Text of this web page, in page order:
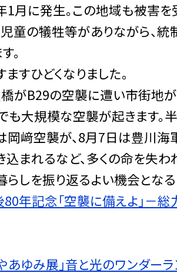
1月に発生。この地域も被害を
童の犠牲等がありながら、
。
すひどくなりました。
がB29の空襲に遭い市街地
も大規模な空襲が起きます。
岡﨑空襲が、8月7日は豊川
まれるなど、多くの命を失わ
しを振り返るよい機会となる
年記念「空襲に備えよ」－
あゆみ展」音と光のワンダー